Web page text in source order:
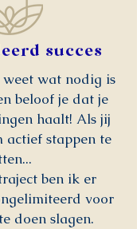
succes
wat nodig is
beloof je dat je
haalt! Als jij
actief stappen te
ben ik er
voor
doen slagen.